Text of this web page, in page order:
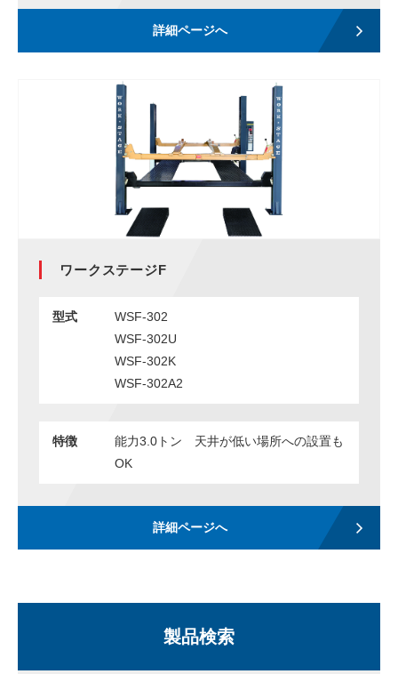
詳細ページへ
ワークステージF
型式
WSF-302
WSF-302U
WSF-302K
WSF-302A2
特徴
能力3.0トン 天井が低い場所への設置も
OK
詳細ページへ
製品検索